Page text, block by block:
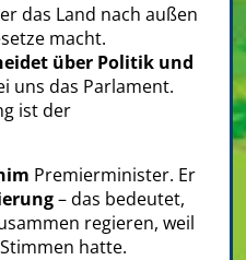
das Land nach außen
macht.
über Politik und
uns das Parlament.
ist der
Premierminister. Er
– das bedeutet,
regieren, weil
hatte.